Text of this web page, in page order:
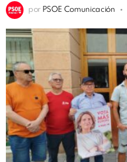
por PSOE Comunicación